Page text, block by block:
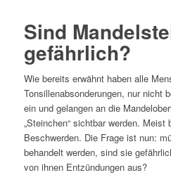
Sind
gefährlich?
Wie bereits erwähnt haben alle
Tonsillenabsonderungen, nur nicht
ein und gelangen an die
„Steinchen“ sichtbar werden. Meist
Beschwerden. Die Frage ist nun:
behandelt werden, sind sie
von ihnen Entzündungen aus?